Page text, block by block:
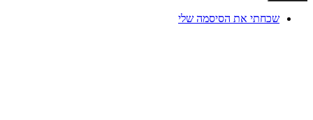
שכחתי את הסיסמה שלי